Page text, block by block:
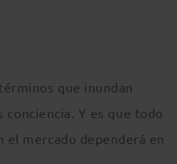
que inundan
Y es que todo
el mercado dependerá en